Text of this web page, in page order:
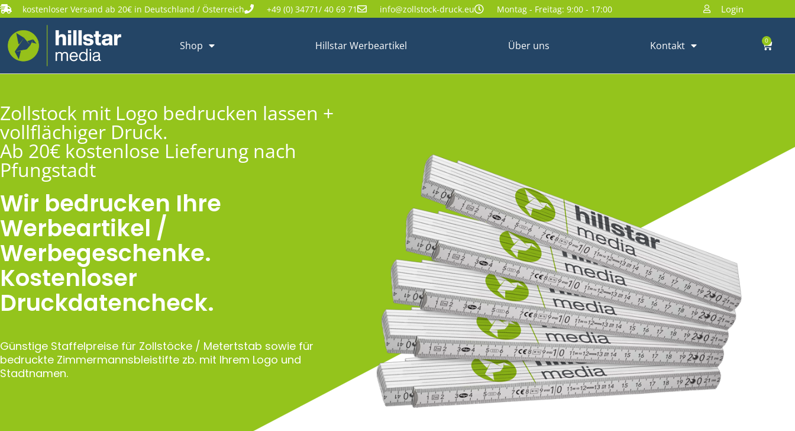
kostenloser Versand ab 20€ in Deutschland / Österreich +49 (0) 34771/ 40 69 71 info@zollstock-druck.eu Montag - Freitag: 9:00 - 17:00 Login
Shop Hillstar Werbeartikel Über uns Kontakt 0
Zollstock mit Logo bedrucken lassen +
vollflächiger Druck.
Ab 20€ kostenlose Lieferung nach
Pfungstadt
Wir bedrucken Ihre
Werbeartikel /
Werbegeschenke.
Kostenloser
Druckdatencheck.
Günstige Staffelpreise für Zollstöcke / Metertstab sowie für
bedruckte Zimmermannsbleistifte zb. mit Ihrem Logo und
Stadtnamen.